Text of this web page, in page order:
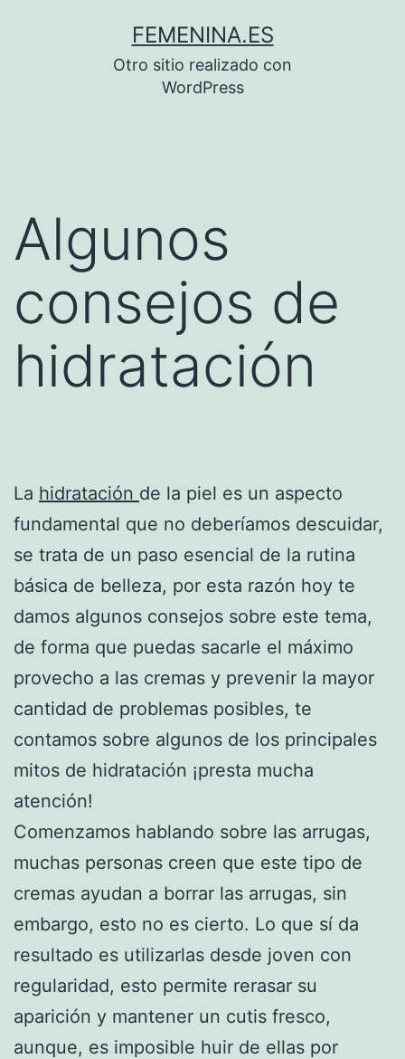
FEMENINA.ES
Otro sitio realizado con
WordPress
Algunos
consejos de
hidratación
La hidratación de la piel es un aspecto
fundamental que no deberíamos descuidar,
se trata de un paso esencial de la rutina
básica de belleza, por esta razón hoy te
damos algunos consejos sobre este tema,
de forma que puedas sacarle el máximo
provecho a las cremas y prevenir la mayor
cantidad de problemas posibles, te
contamos sobre algunos de los principales
mitos de hidratación ¡presta mucha
atención!
Comenzamos hablando sobre las arrugas,
muchas personas creen que este tipo de
cremas ayudan a borrar las arrugas, sin
embargo, esto no es cierto. Lo que sí da
resultado es utilizarlas desde joven con
regularidad, esto permite rerasar su
aparición y mantener un cutis fresco,
aunque, es imposible huir de ellas por